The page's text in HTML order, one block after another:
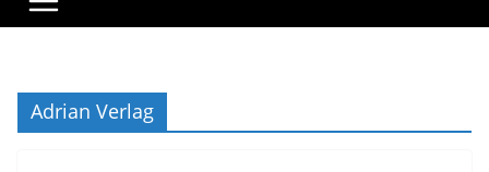
Adrian Verlag